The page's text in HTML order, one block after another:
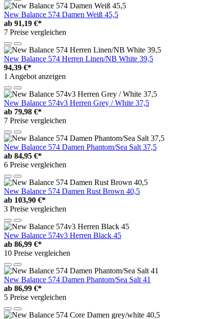
New Balance 574 Damen Weiß 45,5
ab 91,19 €*
7 Preise vergleichen
New Balance 574 Herren Linen/NB White 39,5
94,39 €*
1 Angebot anzeigen
New Balance 574v3 Herren Grey / White 37,5
ab 79,98 €*
7 Preise vergleichen
New Balance 574 Damen Phantom/Sea Salt 37,5
ab 84,95 €*
6 Preise vergleichen
New Balance 574 Damen Rust Brown 40,5
ab 103,90 €*
3 Preise vergleichen
New Balance 574v3 Herren Black 45
ab 86,99 €*
10 Preise vergleichen
New Balance 574 Damen Phantom/Sea Salt 41
ab 86,99 €*
5 Preise vergleichen